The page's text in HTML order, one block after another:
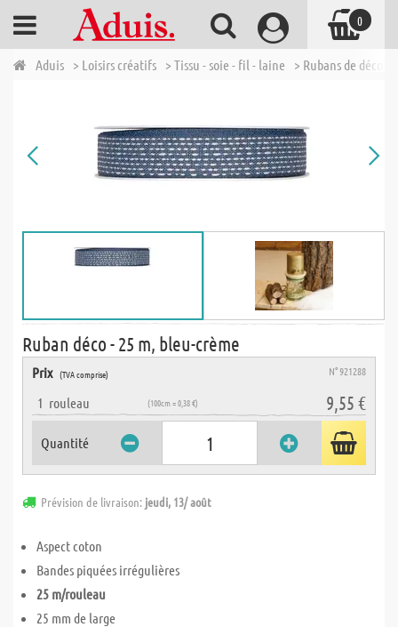
Aduis > Loisirs créatifs > Tissu - soie - fil - laine > Rubans de
Ruban déco - 25 m, bleu-crème
Prix (TVA comprise) N° 921288
1 rouleau (100cm = 0,38 €) 9,55 €
Quantité
Prévision de livraison: jeudi, 13/ août
Aspect coton
Bandes piquées irrégulières
25 m/rouleau
25 mm de large
0